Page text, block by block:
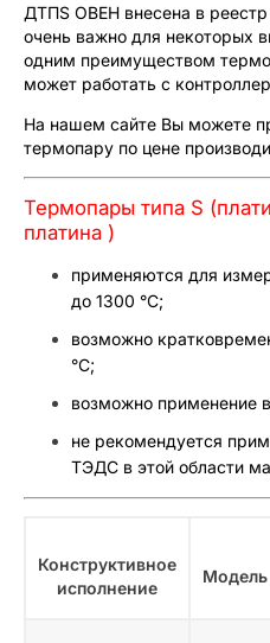
ДТПS ОВЕН внесена в
очень важно для некоторых
одним преимуществом
может работать с
На нашем сайте Вы можете
термопару по цене
Термопары типа S
платина )
применяются для
до 1300 °С;
возможно
°С;
возможно применение
не рекомендуется
ТЭДС в этой области
Конструктивное
исполнение
Модель